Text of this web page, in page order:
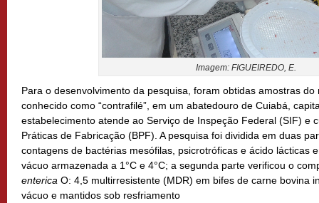
Imagem: FIGUEIREDO, E.
Para o desenvolvimento da pesquisa, foram obtidas amostras
conhecido como “contrafilé”, em um abatedouro de Cuiabá,
estabelecimento atende ao Serviço de Inspeção Federal (SIF) e
Práticas de Fabricação (BPF). A pesquisa foi dividida em duas
contagens de bactérias mesófilas, psicrotróficas e ácido lácticas
vácuo armazenada a 1°C e 4°C; a segunda parte verificou o
enterica O: 4,5 multirresistente (MDR) em bifes de carne bovina
vácuo e mantidos sob resfriamento